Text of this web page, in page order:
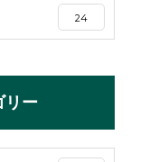
24
リー